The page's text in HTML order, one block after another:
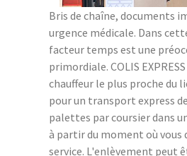
Bris de chaîne, documents
urgence médicale. Dans
facteur temps est une
primordiale. COLIS
chauffeur le plus proche du
pour un transport express
palettes par coursier dans
à partir du moment où vous
service. L'enlèvement peut